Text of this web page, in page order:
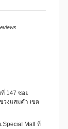
147 ซอย
วงแสมดำ เขต
Special Mall ที่